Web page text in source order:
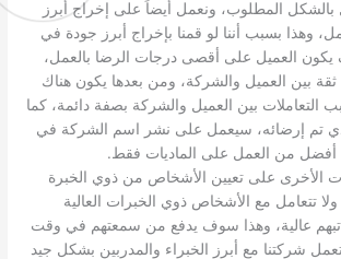
بالشكل المطلوب، ونعمل أيضاً على إخراج أبرز
وهذا بسبب أننا لو قمنا بإخراج أبرز جودة في
العميل على أقصى درجات الرضا بالعمل،
بين العميل والشركة، ومن بعدها يكون هناك
التعاملات بين العميل والشركة بصفة دائمة، كما
تم إرضائه، سيعمل على نشر اسم الشركة في
أفضل من العمل على الماديات فقط.
الأخرى على تعيين الأشخاص من ذوي الخبرة
ولا تتعامل مع الأشخاص ذوي الخبرات العالية
عالية، وهذا سوف يدفع من سمعتهم في وقت
شركتنا مع أبرز الخبراء والمدربين بشكل جيد